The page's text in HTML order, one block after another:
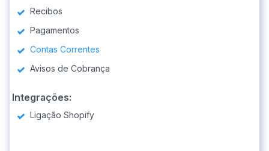
Recibos
Pagamentos
Contas Correntes
Avisos de Cobrança
Integrações:
Ligação Shopify